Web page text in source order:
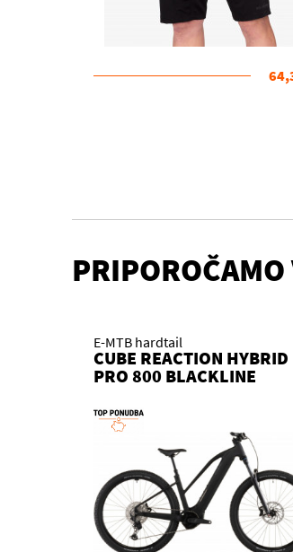
E-MTB hardtail
CUBE REACTION HYBRID
PRO 800 BLACKLINE